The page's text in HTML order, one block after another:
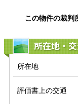
この物件の裁判
所在地・
所在地
評価書上の交通